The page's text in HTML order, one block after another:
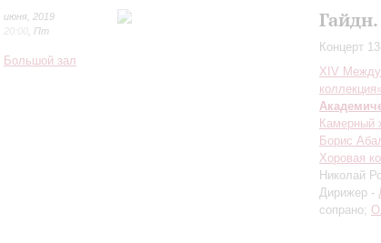
июня 2019
20:00 Пт
Большой зал
Концерт
XIV
Камерный
Борис
Хоровая
Николай
Дирижер -
сопрано;